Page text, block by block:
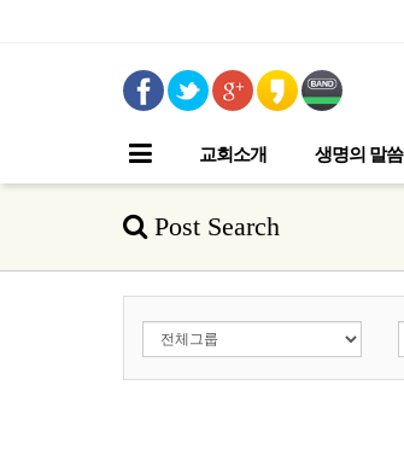
교회소개 생명의 말씀
Post Search